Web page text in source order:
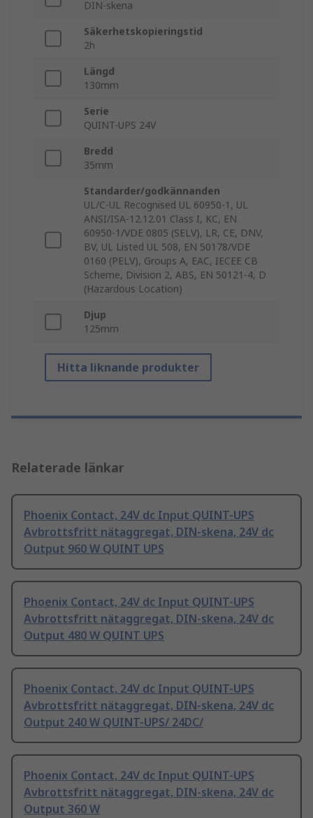
DIN-skena
Säkerhetskopieringstid
2h
Längd
130mm
Serie
QUINT-UPS 24V
Bredd
35mm
Standarder/godkännanden
UL/C-UL Recognised UL 60950-1, UL
ANSI/ISA-12.12.01 Class I, KC, EN
60950-1/VDE 0805 (SELV), LR, CE, DNV,
BV, UL Listed UL 508, EN 50178/VDE
0160 (PELV), Groups A, EAC, IECEE CB
Scheme, Division 2, ABS, EN 50121-4, D
(Hazardous Location)
Djup
125mm
Hitta liknande produkter
Relaterade länkar
Phoenix Contact, 24V dc Input QUINT-UPS
Avbrottsfritt nätaggregat, DIN-skena, 24V dc
Output 960 W QUINT UPS
Phoenix Contact, 24V dc Input QUINT-UPS
Avbrottsfritt nätaggregat, DIN-skena, 24V dc
Output 480 W QUINT UPS
Phoenix Contact, 24V dc Input QUINT-UPS
Avbrottsfritt nätaggregat, DIN-skena, 24V dc
Output 240 W QUINT-UPS/ 24DC/
Phoenix Contact, 24V dc Input QUINT-UPS
Avbrottsfritt nätaggregat, DIN-skena, 24V dc
Output 360 W